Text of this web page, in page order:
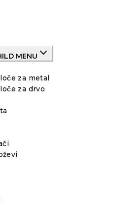
MENU
za metal
za drvo